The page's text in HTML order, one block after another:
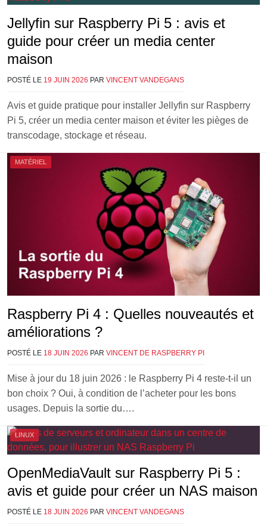
Jellyfin sur Raspberry Pi 5 : avis et
guide pour créer un media center
maison
POSTÉ LE 19 JUIN 2026 PAR VINCENT VANDEGANS
Avis et guide pratique pour installer Jellyfin sur Raspberry
Pi 5, créer un media center maison et éviter les pièges de
transcodage, stockage et réseau.
MATÉRIEL
Raspberry Pi 4 : Quelles nouveautés et
améliorations ?
POSTÉ LE 18 JUIN 2026 PAR VINCENT DE RASPBERRY PI
Mise à jour du 18 juin 2026 : le Raspberry Pi 4 reste-t-il un
bon choix ? Oui, à condition de l’acheter pour les bons
usages. Depuis la sortie du….
LINUX
OpenMediaVault sur Raspberry Pi 5 :
avis et guide pour créer un NAS maison
POSTÉ LE 18 JUIN 2026 PAR VINCENT VANDEGANS